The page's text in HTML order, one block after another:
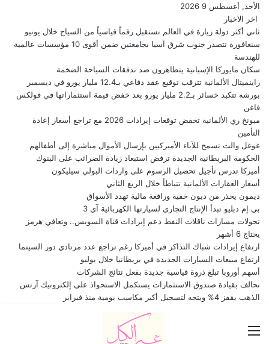
الأحد, أغسطس 9 2026
اخر الاخبار
ثاني أكثر دولة زيارة في العالم تستقبل رقماً قياسياً من السياح خلال يونيو
سنغافورة تتصدر جنوب شرق آسيا بجامعتين ضمن أقوى 10 مؤسسات عالمية
للهندسة
سكان مايوركا الإسبانية يتظاهرون ضد تدفقات السياحة الضخمة
راينميتال الألمانية تترقب توقيع عقد دفاعي بـ12.4 مليار يورو في ديسمبر
بورشه تتكبد خسائر بـ2.2 مليار يورو بعد خفض قيمة استثماراتها في فولكس
فاغن
ميونخ ري الألمانية تخفض توقعات إيرادات 2026 مع تراجع أسعار إعادة
التأمين
غوغل والت تسمح للآباء الأميركيين بإرسال الأموال مباشرة إلى أطفالهم
الحكومة البريطانية الجديدة ترفض استبعاد زيادة الضرائب على البنوك
أميركا تدرس تأجيل تحصيل الرسوم على واردات البولي سيليكون
أسعار العقارات الألمانية تتباطأ خلال الربع الثاني
ديمون يحذر من ديون خفية ورافعة مالية تهدد الأسواق
بي إم دبليو تبدأ الإنتاج التجاري لسيارتها الكهربائية آي 3
تحولات مسارات ناقلات النفط دعم إيرادات قناة السويس.. وتعافي هرمز
يحتاج 6 أشهر
ارتفاع إيرادات شباك التذاكر في أميركا رغم تراجع عدد مرتادي دور السينما
ارتفاع مبيعات السيارات الجديدة في بريطانيا خلال يوليو
أسهم أوروبا تبلغ ذروة قياسية جديدة بفعل نتائج الشركات
تحالف بقيادة صندوق الاستثمارات يستكمل الاستحواذ على إلكترونيك آرتس
الذهب يقفز 4% ويتجه لتسجيل أكبر مكاسب يومية منذ فبراير